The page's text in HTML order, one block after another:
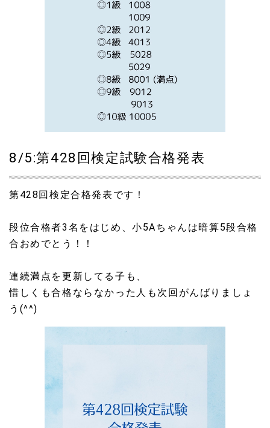
8/5:第428回検定試験合格発表
第428回検定合格発表です！
段位合格者3名をはじめ、小5Aちゃんは暗算5段合格
合おめでとう！！
連続満点を更新してる子も、
惜しくも合格ならなかった人も次回がんばりましょ
う(^^)